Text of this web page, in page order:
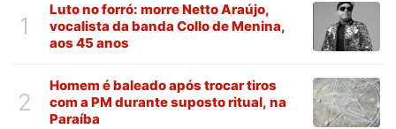
1
Luto no forró: morre Netto Araújo,
vocalista da banda Collo de Menina,
aos 45 anos
2
Homem é baleado após trocar tiros
com a PM durante suposto ritual, na
Paraíba